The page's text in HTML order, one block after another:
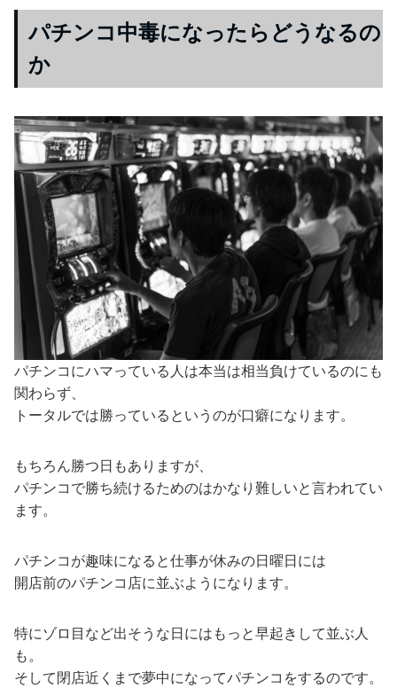
パチンコ中毒になったらどうなるの
か
パチンコにハマっている人は本当は相当負けているのにも
関わらず、
トータルでは勝っているというのが口癖になります。
もちろん勝つ日もありますが、
パチンコで勝ち続けるためのはかなり難しいと言われてい
ます。
パチンコが趣味になると仕事が休みの日曜日には
開店前のパチンコ店に並ぶようになります。
特にゾロ目など出そうな日にはもっと早起きして並ぶ人
も。
そして閉店近くまで夢中になってパチンコをするのです。